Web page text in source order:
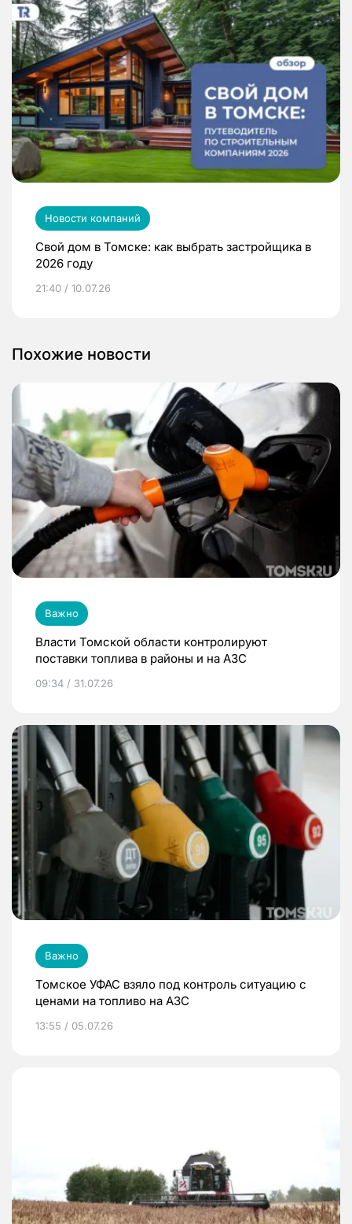
Новости компаний
Свой дом в Томске: как выбрать застройщика в
2026 году
21:40 / 10.07.26
Похожие новости
Важно
Власти Томской области контролируют
поставки топлива в районы и на АЗС
09:34 / 31.07.26
Важно
Томское УФАС взяло под контроль ситуацию с
ценами на топливо на АЗС
13:55 / 05.07.26